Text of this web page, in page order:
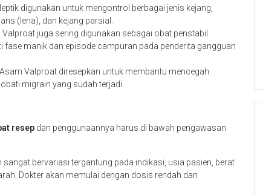
digunakan untuk mengontrol berbagai jenis kejang,
(lena), dan kejang parsial.
juga sering digunakan sebagai obat penstabil
manik dan episode campuran pada penderita gangguan
Valproat diresepkan untuk membantu mencegah
migrain yang sudah terjadi.
resep dan penggunaannya harus di bawah pengawasan
sangat bervariasi tergantung pada indikasi, usia pasien, berat
Dokter akan memulai dengan dosis rendah dan